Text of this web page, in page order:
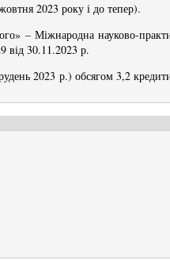
2023 року і до тепер).
–Міжнародна науково-
від 30.11.2023 р.
2023 р.) обсягом 3,2